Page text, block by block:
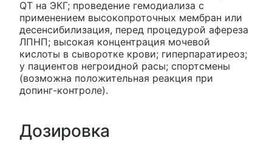
QT на ЭКГ; проведение гемодиализа с
применением высокопроточных мембран или
десенсибилизация, перед процедурой афереза
ЛПНП; высокая концентрация мочевой
кислоты в сыворотке крови; гиперпаратиреоз;
у пациентов негроидной расы; спортсмены
(возможна положительная реакция при
допинг-контроле).
Дозировка